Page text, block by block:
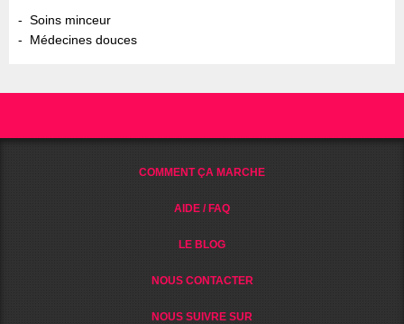
Soins minceur
Médecines douces
COMMENT ÇA MARCHE
AIDE / FAQ
LE BLOG
NOUS CONTACTER
NOUS SUIVRE SUR